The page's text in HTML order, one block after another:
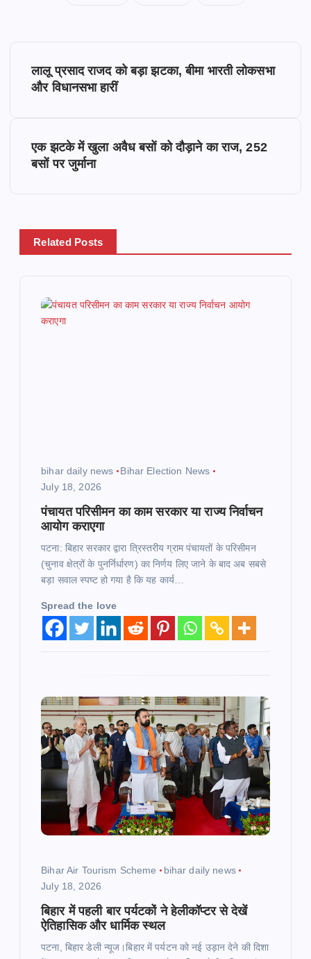
a
v
लालू प्रसाद राजद को बड़ा झटका, बीमा भारती लोकसभा
और विधानसभा हारीं
एक झटके में खुला अवैध बसों को दौड़ाने का राज, 252
बसों पर जुर्माना
Related Posts
bihar daily news
Bihar Election News
July 18, 2026
पंचायत परिसीमन का काम सरकार या राज्य निर्वाचन
आयोग कराएगा
पटना: बिहार सरकार द्वारा त्रिस्तरीय ग्राम पंचायतों के परिसीमन
(चुनाव क्षेत्रों के पुनर्निर्धारण) का निर्णय लिए जाने के बाद अब सबसे
बड़ा सवाल स्पष्ट हो गया है कि यह कार्य…
Spread the love
Bihar Air Tourism Scheme
bihar daily news
July 18, 2026
बिहार में पहली बार पर्यटकों ने हेलीकॉप्टर से देखें
ऐतिहासिक और धार्मिक स्थल
पटना, बिहार डेली न्यूज।बिहार में पर्यटन को नई उड़ान देने की दिशा